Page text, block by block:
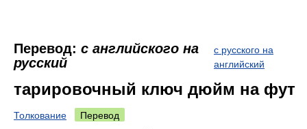
Перевод: с английского на
русский
с русского на
английский
тарировочный ключ дюйм на фут
Толкование Перевод